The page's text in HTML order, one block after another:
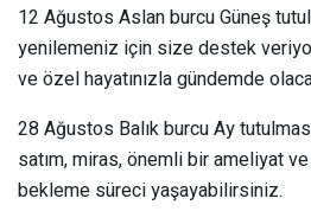
12 Ağustos Aslan burcu Güneş
yenilemeniz için size destek
ve özel hayatınızla gündemde
28 Ağustos Balık burcu Ay
satım, miras, önemli bir ameliyat
bekleme süreci yaşayabilirsiniz.